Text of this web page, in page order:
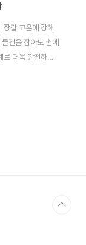
장갑 고온에 강해
건을 잡아도 손에
더욱 안전하게
로 장갑끼리 탈
외부장갑을 2중